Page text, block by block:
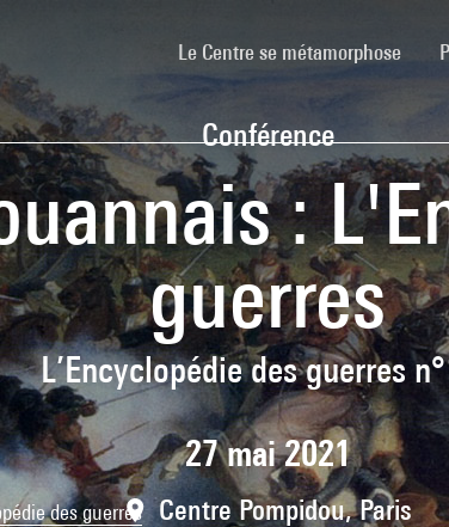
Le Centre se métamorphose
Conférence
:
guerres
L’Encyclopédie des guerres
27 mai 2021
Centre Pompidou, Paris
des guerres